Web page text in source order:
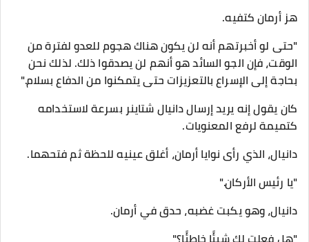
هز أرمان كتفيه.
"حتى لو أخبرتهم أنه لن يكون هناك هجوم للعدو لفترة من
الوقت، فإن الجو السائد هو أنهم لن يصدقوا ذلك. لذلك نحن
بحاجة إلى الإسراع بالتعزيزات حتى يتمكنوا من الدفاع بسلام."
كان يقول إنه يريد إرسال دانيال شتاينر بسرعة لاستخدامه
كتميمة لرفع المعنويات.
دانيال، الذي رأى نوايا أرمان، أغلق عينيه للحظة ثم فتحهما.
"يا رئيس الأركان."
دانيال، وهو يكبت غضبه، حدق في أرمان.